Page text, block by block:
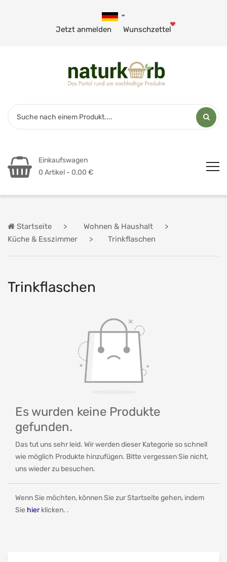
Jetzt anmelden Wunschzettel
Einkaufswagen
0 Artikel - 0,00 €
Startseite
Wohnen & Haushalt
Küche & Esszimmer
Trinkflaschen
Trinkflaschen
Es wurden keine Produkte
gefunden.
Das tut uns sehr leid. Wir werden dieser Kategorie so schnell
wie möglich Produkte hinzufügen. Bitte vergessen Sie nicht,
uns wieder zu besuchen.
Wenn Sie möchten, können Sie zur Startseite gehen, indem
Sie hierklicken. .